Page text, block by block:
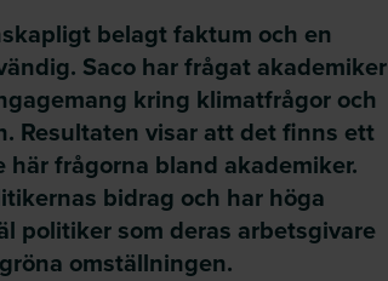
belagt faktum och en
Saco har frågat akademiker
kring klimatfrågor och
Resultaten visar att det finns ett
frågorna bland akademiker.
bidrag och har höga
politiker som deras arbetsgivare
omställningen.